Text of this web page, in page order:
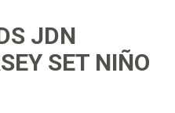
JDN
SET NIÑO